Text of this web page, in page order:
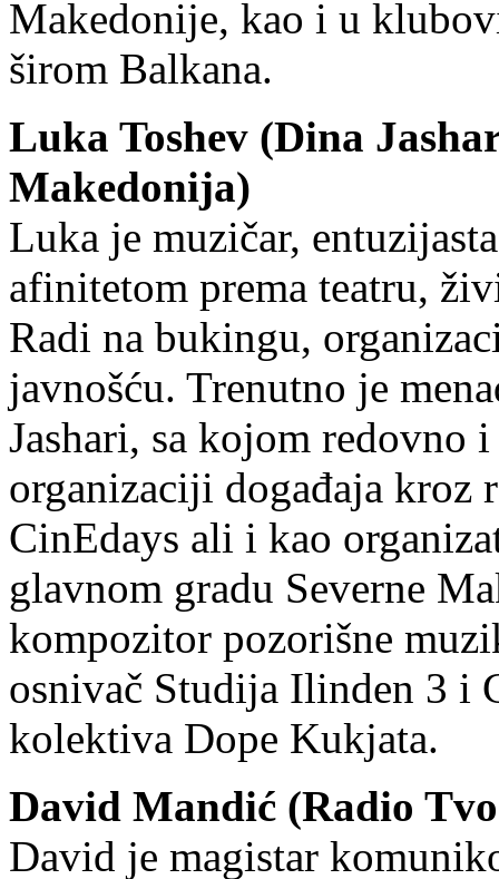
Makedonije, kao i u
širom Balkana.
Luka Toshev (Dina
Makedonija)
Luka je muzičar,
afinitetom prema teatru,
Radi na bukingu,
javnošću. Trenutno je
Jashari, sa kojom redovno
organizaciji događaja
CinEdays ali i kao
glavnom gradu Severne
kompozitor pozorišne
osnivač Studija Ilinden 3 i
kolektiva Dope Kukjata.
David Mandić (Radio
David je magistar